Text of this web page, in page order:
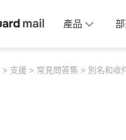
產品
支援 常見問答集 別名和收